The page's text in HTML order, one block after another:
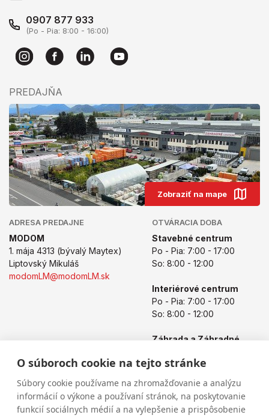
O súboroch cookie na tejto stránke
Súbory cookie používame na zhromažďovanie a analýzu
informácií o výkone a používaní stránok, na poskytovanie
funkcií sociálnych médií a na vylepšenie a prispôsobenie
0907 877 933
(Po - Pia: 8:00 - 16:00)
PREDAJŇA
Zobraziť na mape
ADRESA PREDAJNE
MODOM
1. mája 4313 (bývalý Maytex)
Liptovský Mikuláš
modomLM@modomLM.sk
OTVÁRACIA DOBA
Stavebné centrum
Po - Pia: 7:00 - 17:00
So: 8:00 - 12:00
Interiérové centrum
Po - Pia: 7:00 - 17:00
So: 8:00 - 12:00
Záhrada a Záhradné
Po - Pia: 8:00 - 17:00
So: 8:00 - 12:00